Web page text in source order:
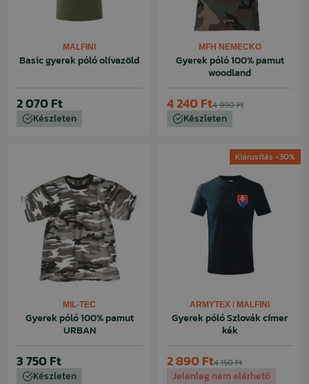
MALFINI
Basic gyerek póló olívazöld
2 070 Ft
Készleten
MFH NEMECKO
Gyerek póló 100% pamut
woodland
4 990 Ft
4 240 Ft
Készleten
MIL-TEC
Gyerek póló 100% pamut
URBAN
3 750 Ft
Készleten
Kiárusítás -30%
ARMYTEX / MALFINI
Gyerek póló Szlovák címer
kék
4 150 Ft
2 890 Ft
Jelenleg nem elérhető